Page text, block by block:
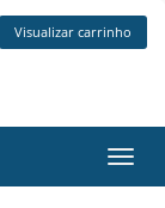
Visualizar carrinho